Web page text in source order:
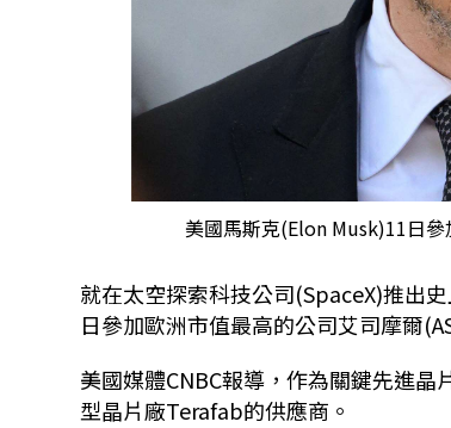
美國馬斯克(Elon Musk)11日
就在太空探索科技公司(SpaceX)推出
日參加歐洲市值最高的公司艾司摩爾
美國媒體CNBC報導，作為關鍵先進
型晶片廠Terafab的供應商。